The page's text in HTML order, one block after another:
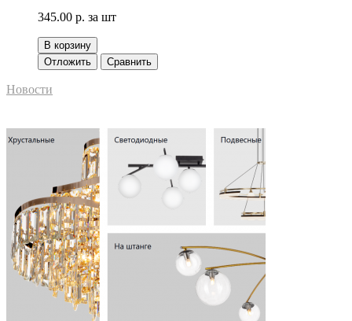
345.00 р. за шт
В корзину
Отложить
Сравнить
Новости